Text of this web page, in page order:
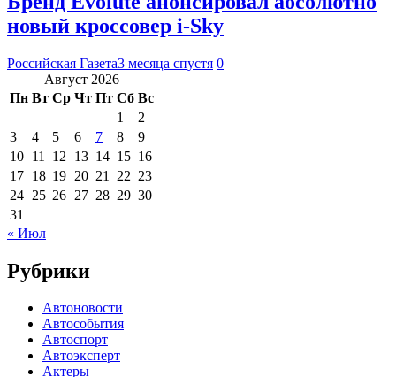
новый кроссовер i-Sky
Российская Газета3 месяца спустя 0
Август 2026
Пн Вт Ср Чт Пт Сб Вс
1
2
3
4 5 6 7 8
9
10 11 12 13 14 15 16
17 18 19 20 21 22 23
24 25 26 27 28 29 30
31
« Июл
Рубрики
Автоновости
Автособытия
Автоспорт
Автоэксперт
Актеры